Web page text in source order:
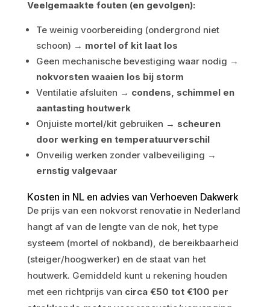
Veelgemaakte fouten (en gevolgen):
Te weinig voorbereiding (ondergrond niet
schoon) → mortel of kit laat los
Geen mechanische bevestiging waar nodig →
nokvorsten waaien los bij storm
Ventilatie afsluiten → condens, schimmel en
aantasting houtwerk
Onjuiste mortel/kit gebruiken → scheuren
door werking en temperatuurverschil
Onveilig werken zonder valbeveiliging →
ernstig valgevaar
Kosten in NL en advies van Verhoeven Dakwerk
De prijs van een nokvorst renovatie in Nederland
hangt af van de lengte van de nok, het type
systeem (mortel of nokband), de bereikbaarheid
(steiger/hoogwerker) en de staat van het
houtwerk. Gemiddeld kunt u rekening houden
met een richtprijs van circa €50 tot €100 per